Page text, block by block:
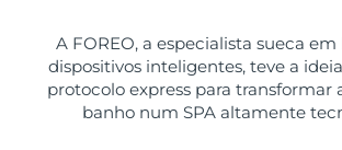
A FOREO, a especialista sueca
dispositivos inteligentes, teve a
protocolo express para transformar
banho num SPA altamente